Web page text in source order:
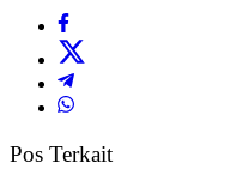
Pos Terkait